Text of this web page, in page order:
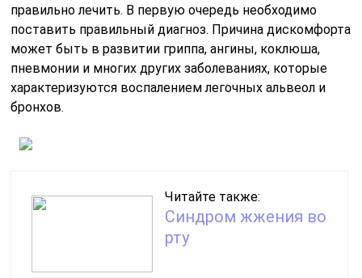
правильно лечить. В первую очередь необходимо
поставить правильный диагноз. Причина дискомфорта
может быть в развитии гриппа, ангины, коклюша,
пневмонии и многих других заболеваниях, которые
характеризуются воспалением легочных альвеол и
бронхов.
Читайте также:
Синдром жжения во
рту